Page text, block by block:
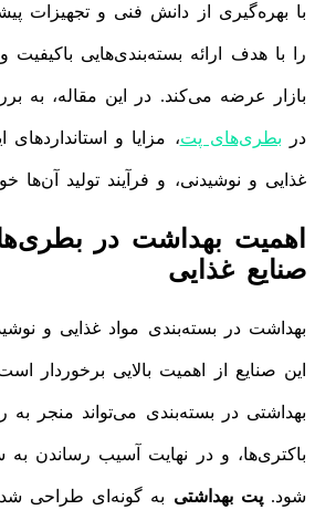
با بهره‌گیری از دانش فنی و تجهیزات
را با هدف ارائه بسته‌بندی‌هایی باکیفیت
بازار عرضه می‌کند. در این مقاله، به
در بطری‌های پت، مزایا و
غذایی و نوشیدنی، و فرآیند تولید آن‌ها
اهمیت بهداشت در
صنایع غذایی
بهداشت در بسته‌بندی مواد غذایی و
این صنایع از اهمیت بالایی برخوردار
بهداشتی در بسته‌بندی می‌تواند منجر
باکتری‌ها، و در نهایت آسیب رساندن
شود.پت بهداشتی به گونه‌ای طراحی